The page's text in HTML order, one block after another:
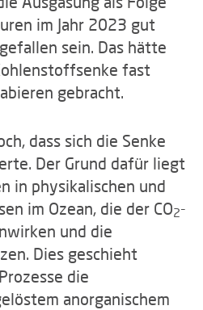
im Jahr 2023 gut
sein. Das hätte
fast
gebracht.
dass sich die Senke
Der Grund dafür liegt
in physikalischen und
im Ozean, die der CO2-
und die
Dies geschieht
die
anorganischem